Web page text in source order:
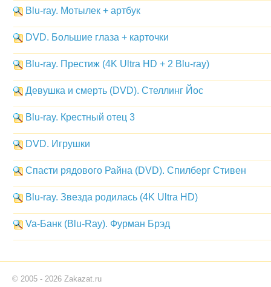
Blu-ray. Мотылек + артбук
DVD. Большие глаза + карточки
Blu-ray. Престиж (4K Ultra HD + 2 Blu-ray)
Девушка и смерть (DVD). Стеллинг Йос
Blu-ray. Крестный отец 3
DVD. Игрушки
Спасти рядового Райна (DVD). Спилберг Стивен
Blu-ray. Звезда родилась (4K Ultra HD)
Va-Банк (Blu-Ray). Фурман Брэд
© 2005 - 2026 Zakazat.ru